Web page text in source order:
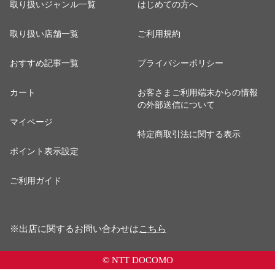
取り扱いジャンル一覧
取り扱い店舗一覧
おすすめ記事一覧
カート
マイページ
ポイント表示設定
ご利用ガイド
はじめての方へ
ご利用規約
プライバシーポリシー
お客さまご利用端末からの情報
の外部送信について
特定商取引法に関する表示
※出店に関するお問い合わせはこちら
© NTT DOCOMO